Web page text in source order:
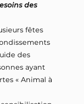
des
fêtes
des
ayant
« Animal à